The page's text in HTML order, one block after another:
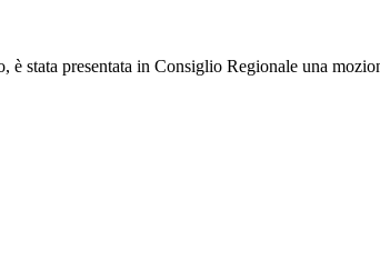
presentata in Consiglio Regionale una